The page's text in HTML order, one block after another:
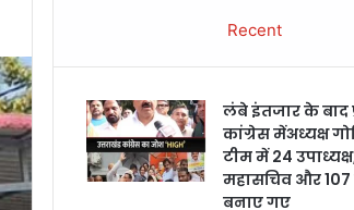
Recent
लंबे इंतजार के बाद
कांग्रेस मेंअध्यक्ष
टीम में 24
महासचिव और
बनाए गए